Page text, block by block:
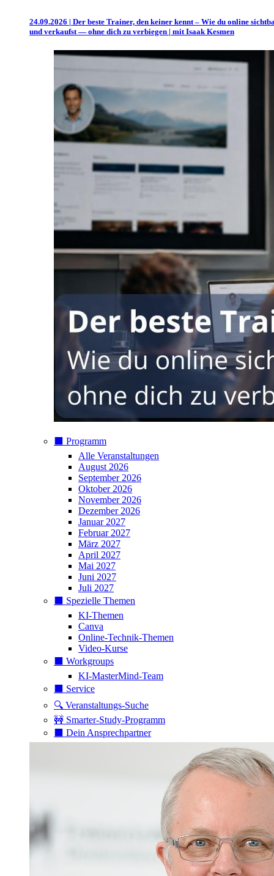
24.09.2026 | Der beste Trainer, den keiner kennt – Wie du online
und verkaufst — ohne dich zu verbiegen | mit Isaak Kesmen
⬛️ Programm
Alle Veranstaltungen
August 2026
September 2026
Oktober 2026
November 2026
Dezember 2026
Januar 2027
Februar 2027
März 2027
April 2027
Mai 2027
Juni 2027
Juli 2027
⬛️ Spezielle Themen
KI-Themen
Canva
Online-Technik-Themen
Video-Kurse
⬛️ Workgroups
KI-MasterMind-Team
⬛️ Service
🔍 Veranstaltungs-Suche
🚧 Smarter-Study-Programm
⬛️ Dein Ansprechpartner